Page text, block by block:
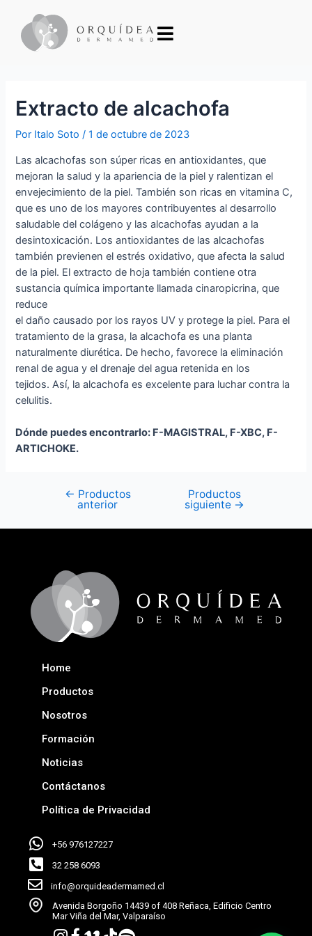
Extracto de alcachofa
Por Italo Soto/1 de octubre de 2023
Las alcachofas son súper ricas en antioxidantes, que
mejoran la salud y la apariencia de la piel y ralentizan el
envejecimiento de la piel. También son ricas en vitamina C,
que es uno de los mayores contribuyentes al desarrollo
saludable del colágeno y las alcachofas ayudan a la
desintoxicación. Los antioxidantes de las alcachofas
también previenen el estrés oxidativo, que afecta la salud
de la piel. El extracto de hoja también contiene otra
sustancia química importante llamada cinaropicrina, que
reduce
el daño causado por los rayos UV y protege la piel. Para el
tratamiento de la grasa, la alcachofa es una planta
naturalmente diurética. De hecho, favorece la eliminación
renal de agua y el drenaje del agua retenida en los
tejidos. Así, la alcachofa es excelente para luchar contra la
celulitis.
Dónde puedes encontrarlo: F-MAGISTRAL, F-XBC, F-
ARTICHOKE.
← Productos
anterior
Productos
siguiente →
Home
Productos
Nosotros
Formación
Noticias
Contáctanos
Política de Privacidad
+56 976127227
32 258 6093
info@orquideadermamed.cl
Avenida Borgoño 14439 of 408 Reñaca, Edificio Centro
Mar Viña del Mar, Valparaíso